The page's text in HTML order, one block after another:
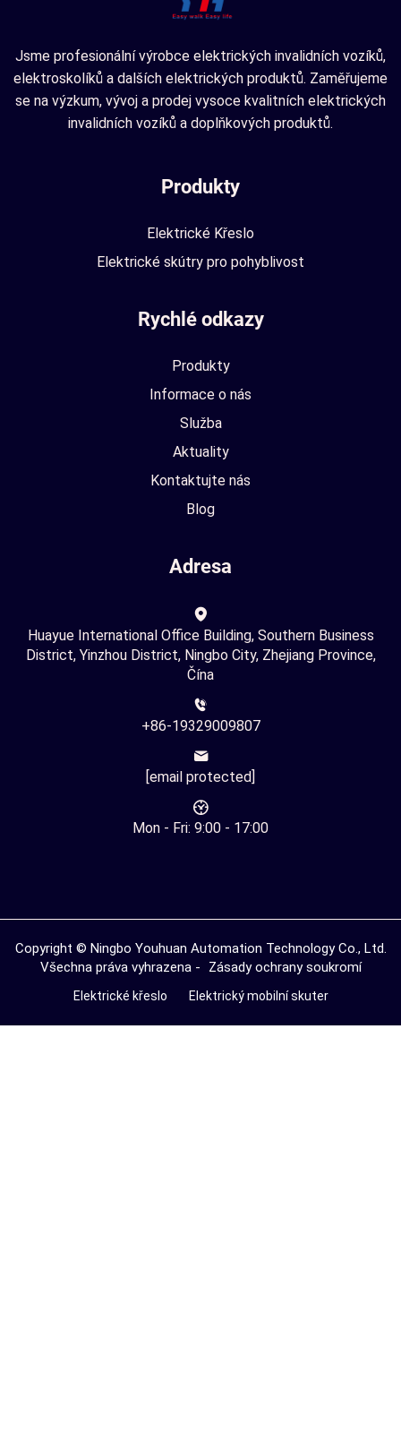
Jsme profesionální výrobce elektrických invalidních vozíků,
elektroskolíků a dalších elektrických produktů. Zaměřujeme
se na výzkum, vývoj a prodej vysoce kvalitních elektrických
invalidních vozíků a doplňkových produktů.
Produkty
Elektrické Křeslo
Elektrické skútry pro pohyblivost
Rychlé odkazy
Produkty
Informace o nás
Služba
Aktuality
Kontaktujte nás
Blog
Adresa
Huayue International Office Building, Southern Business
District, Yinzhou District, Ningbo City, Zhejiang Province,
Čína
+86-19329009807
[email protected]
Mon - Fri: 9:00 - 17:00
Copyright © Ningbo Youhuan Automation Technology Co., Ltd.
Všechna práva vyhrazena -
Zásady ochrany soukromí
Elektrické křeslo Elektrický mobilní skuter